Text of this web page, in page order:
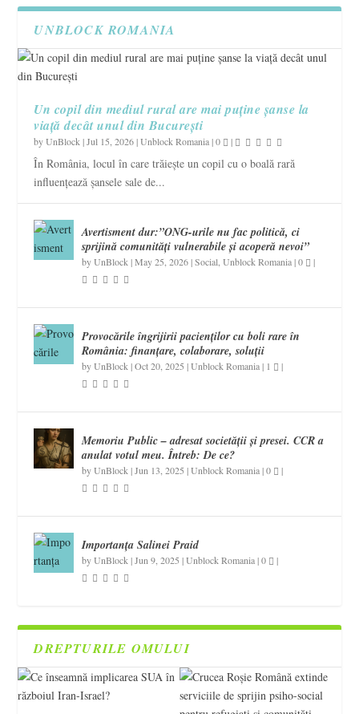
UNBLOCK ROMANIA
Un copil din mediul rural are mai puține șanse la
viață decât unul din București
byUnBlock |Jul 15, 2026|Unblock Romania|0 |
În România, locul în care trăiește un copil cu o boală rară
influențează șansele sale de...
Avertisment dur:”ONG-urile nu fac politică, ci
sprijină comunități vulnerabile și acoperă nevoi”
byUnBlock |May 25, 2026|Social ,Unblock Romania|0 |
Provocările îngrijirii pacienților cu boli rare în
România: finanțare, colaborare, soluții
byUnBlock |Oct 20, 2025 |Unblock Romania| 1 |
Memoriu Public – adresat societății și presei. CCR a
anulat votul meu. Întreb: De ce?
byUnBlock |Jun 13, 2025 |Unblock Romania|0 |
Importanța Salinei Praid
byUnBlock |Jun 9, 2025 |Unblock Romania|0 |
DREPTURILE OMULUI